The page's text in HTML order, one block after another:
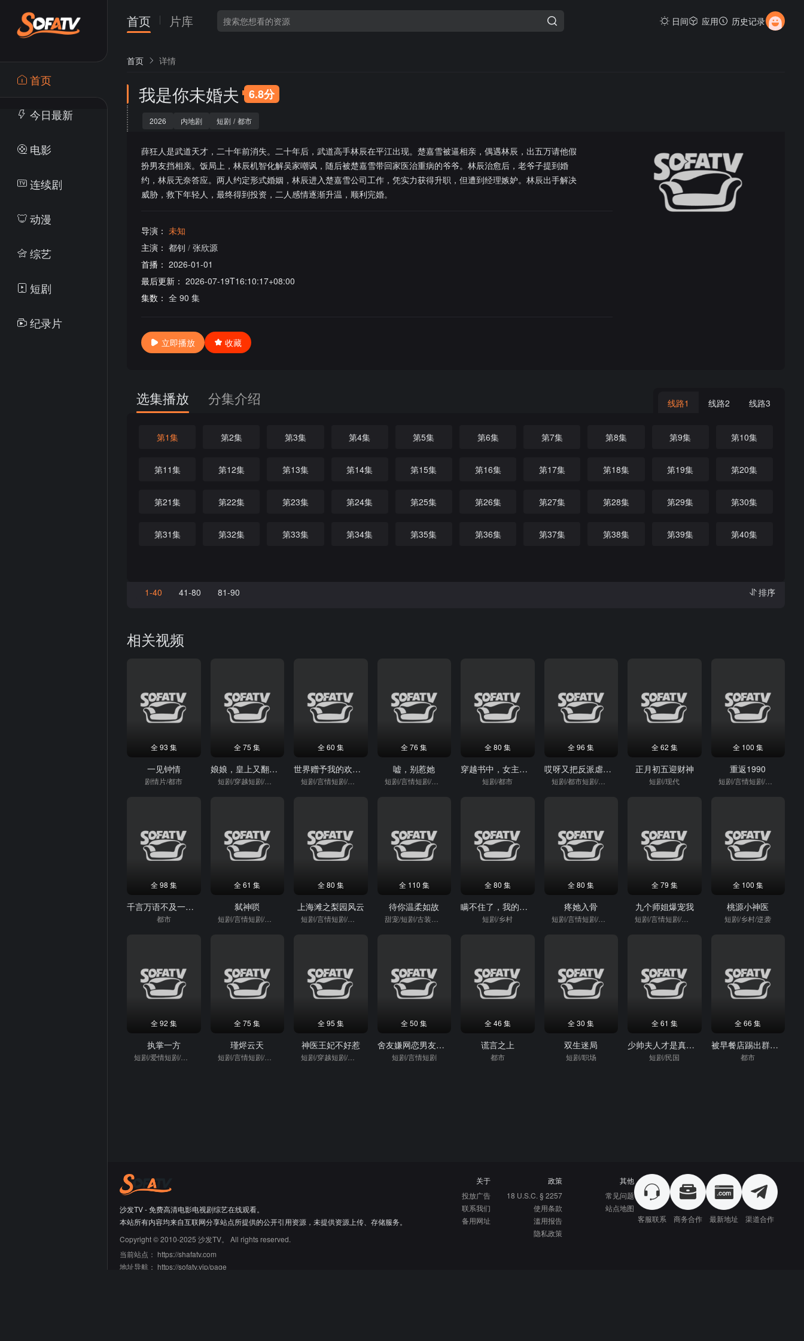
首页
今日最新
电影
连续剧
动漫
综艺
短剧
纪录片
首页 片库 日间 应用 历史记录
首页 详情
我是你未婚夫 6.8分
2026 内地剧 短剧 / 都市
薛狂人是武道天才，二十年前消失。二十年后，武道高手林辰在平江出现。楚嘉雪被逼相亲，偶遇林辰，出五万请他假
扮男友挡相亲。饭局上，林辰机智化解吴家嘲讽，随后被楚嘉雪带回家医治重病的爷爷。林辰治愈后，老爷子提到婚
约，林辰无奈答应。两人约定形式婚姻，林辰进入楚嘉雪公司工作，凭实力获得升职，但遭到经理嫉妒。林辰出手解决
威胁，救下年轻人，最终得到投资，二人感情逐渐升温，顺利完婚。
导演： 未知
主演： 都钊 / 张欣源
首播： 2026-01-01
最后更新： 2026-07-19T16:10:17+08:00
集数： 全 90 集
立即播放 收藏
选集播放 分集介绍 线路1 线路2 线路3
第1集 第2集 第3集 第4集 第5集 第6集 第7集 第8集 第9集 第10集
第11集 第12集 第13集 第14集 第15集 第16集 第17集 第18集 第19集 第20集
第21集 第22集 第23集 第24集 第25集 第26集 第27集 第28集 第29集 第30集
第31集 第32集 第33集 第34集 第35集 第36集 第37集 第38集 第39集 第40集
1-40 41-80 81-90 排序
相关视频
全 93 集
一见钟情
剧情片/都市
全 75 集
娘娘，皇上又翻你牌子啦
短剧/穿越短剧/穿越
全 60 集
世界赠予我的欢喜与悲伤
短剧/言情短剧/重生
全 76 集
嘘，别惹她
短剧/言情短剧/逆袭
全 80 集
穿越书中，女主人设崩了
短剧/都市
全 96 集
哎呀又把反派虐哭了
短剧/都市短剧/重生
全 62 集
正月初五迎财神
短剧/现代
全 100 集
重返1990
短剧/言情短剧/逆袭
全 98 集
千言万语不及一句我爱你
都市
全 61 集
弑神唢
短剧/言情短剧/逆袭
全 80 集
上海滩之梨园风云
短剧/言情短剧/逆袭
全 110 集
待你温柔如故
全 80 集
瞒不住了，我的身份被小姨子曝光
短剧/乡村
全 80 集
疼她入骨
短剧/言情短剧/重生
全 79 集
九个师姐爆宠我
短剧/言情短剧/逆袭
全 100 集
桃源小神医
短剧/乡村/逆袭
全 92 集
执掌一方
短剧/爱情短剧/强者
全 75 集
瑾烬云天
短剧/言情短剧/逆袭
全 95 集
神医王妃不好惹
短剧/穿越短剧/穿越
全 50 集
舍友嫌网恋男友太爹味，我却捡到宝
短剧/言情短剧
全 46 集
谎言之上
都市
全 30 集
双生迷局
短剧/职场
全 61 集
少帅夫人才是真千金
短剧/民国
全 66 集
被早餐店踢出群后，我把整层楼订单给了隔壁
都市
沙发TV - 免费高清电影电视剧综艺在线观看。
本站所有内容均来自互联网分享站点所提供的公开引用资源，未提供资源上传、存储服务。
Copyright © 2010-2025 沙发TV。 All rights reserved.
当前站点： https://shafatv.com
地址导航： https://sofatv.vip/page
关于
投放广告
联系我们
备用网址
政策
18 U.S.C. § 2257
使用条款
滥用报告
隐私政策
其他
常见问题
站点地图
客服联系
商务合作 最新地址 渠道合作